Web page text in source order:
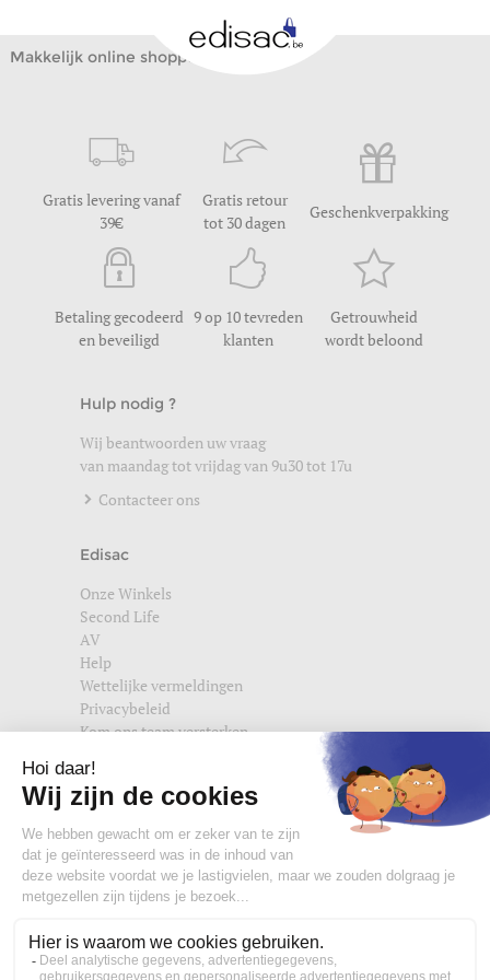
Makkelijk online shoppen
Gratis levering vanaf
39
Gratis retour
tot 30 dagen
Geschenkverpakking
Betaling gecodeerd
en beveiligd
9 op 10 tevreden
klanten
Getrouwheid
wordt beloond
Hulp nodig ?
Wij beantwoorden uw vraag
van maandag tot vrijdag van 9u30 tot 17u
Contacteer ons
Edisac
Onze Winkels
Second Life
AV
Help
Wettelijke vermeldingen
Privacybeleid
Kom ons team versterken
Vind ons ook terug opedisac.com enedisac.nl.
Word lid van de edisac community :